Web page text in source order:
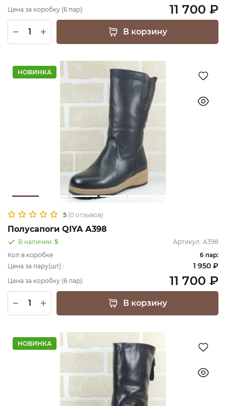
Цена за коробку (6 пар): 11 700 ₽
В корзину
НОВИНКА
5 (0 отзывов)
Полусапоги QIYA А398
В наличии: 5 Артикул: А398
Кол.в коробке
6 пар:
Цена за пару(шт).:
1 950 ₽
Цена за коробку (6 пар): 11 700 ₽
В корзину
НОВИНКА